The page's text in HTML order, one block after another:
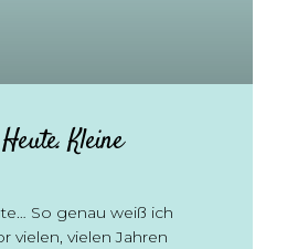
Kleine
So genau weiß ich
vielen, vielen Jahren